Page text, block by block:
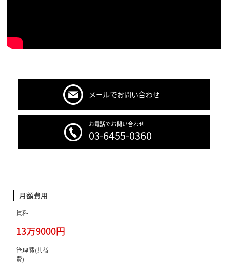
メールでお問い合わせ
お電話でお問い合わせ
03-6455-0360
月額費用
賃料
13万9000円
管理費(共益
費)